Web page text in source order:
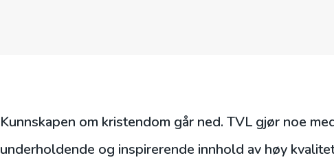
Kunnskapen om kristendom går ned. TVL gjør noe
underholdende og inspirerende innhold av høy